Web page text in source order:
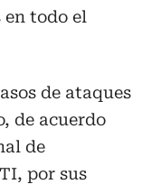
todo el
de ataques
de acuerdo
de
por sus